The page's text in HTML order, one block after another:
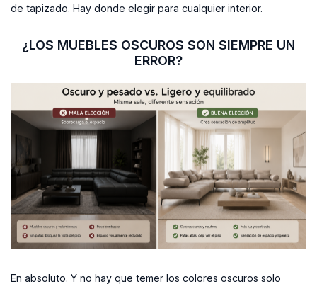
de tapizado. Hay donde elegir para cualquier interior.
¿LOS MUEBLES OSCUROS SON SIEMPRE UN
ERROR?
En absoluto. Y no hay que temer los colores oscuros solo